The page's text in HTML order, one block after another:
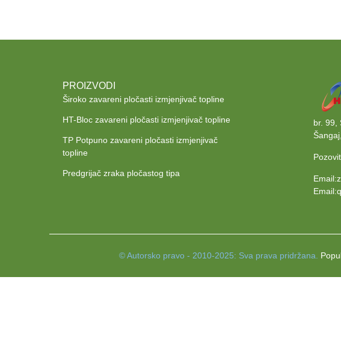
PROIZVODI
Široko zavareni pločasti izmjenjivač topline
HT-Bloc zavareni pločasti izmjenjivač topline
TP Potpuno zavareni pločasti izmjenjivač
topline
Predgrijač zraka pločastog tipa
br. 99,
© Autorsko pravo - 2010-2025: Sva prava pridržana.